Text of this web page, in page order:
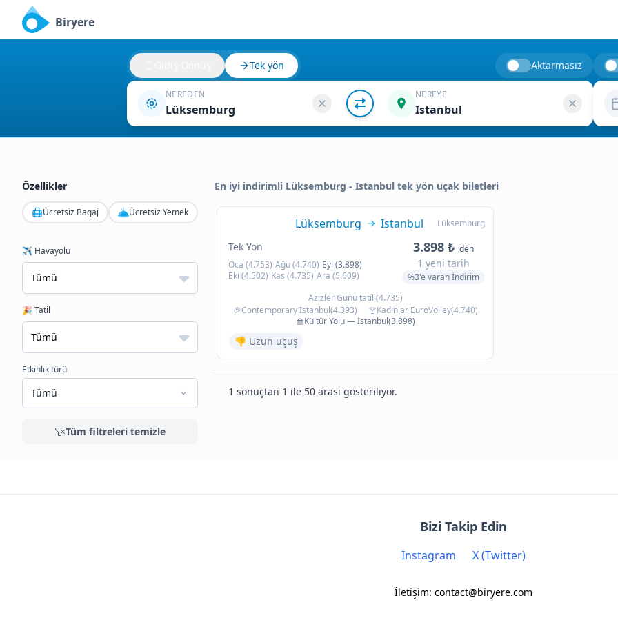
Biryere
Tek yön Aktarmasız
NEREDEN
Lüksemburg
NEREYE
Istanbul
Özellikler
Ücretsiz Bagaj Ücretsiz Yemek
✈️ Havayolu
🎉 Tatil
Etkinlik türü
Tümü
Tüm filtreleri temizle
En iyi indirimli Lüksemburg - Istanbul tek yön uçak biletleri
Lüksemburg
Lüksemburg Istanbul
Tek Yön
Oca (4.753) Ağu (4.740) Eyl (3.898)
Eki (4.502) Kas (4.735) Ara (5.609)
3.898 ₺ 'den
1 yeni tarih
%3'e varan İndirim
Azizler Günü tatili(4.735)
Contemporary İstanbul(4.393)
Kadınlar EuroVolley(4.740)
Kültür Yolu — İstanbul(3.898)
👎 Uzun uçuş
1 sonuçtan 1 ile 50 arası gösteriliyor.
Bizi Takip Edin
Instagram X (Twitter)
İletişim: contact@biryere.com